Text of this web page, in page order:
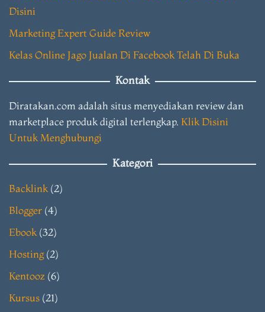
Disini
Marketing Expert Guide Review
Kelas Online Jago Jualan Di Facebook Telah Di Buka
Kontak
Diratakan.com adalah situs menyediakan review dan
marketplace produk digital terlengkap. Klik Disini
Untuk Menghubungi
Kategori
Backlink (2)
Blogger (4)
Ebook (32)
Hosting(2)
Kentooz (6)
Kursus (21)